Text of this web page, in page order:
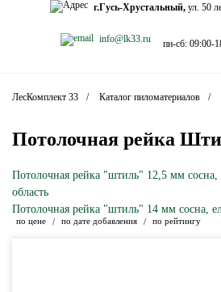
г.Гусь-Хрустальный, ул. 50
info@lk33.ru пн-сб: 09:00-
ЛесКомплект 33 Каталог пиломатериалов
Потолочная рейка
Потолочная рейка "штиль" 12,5 мм сосна,
область
Потолочная рейка "штиль" 14 мм сосна,
по цене / по дате добавления / по рейтингу